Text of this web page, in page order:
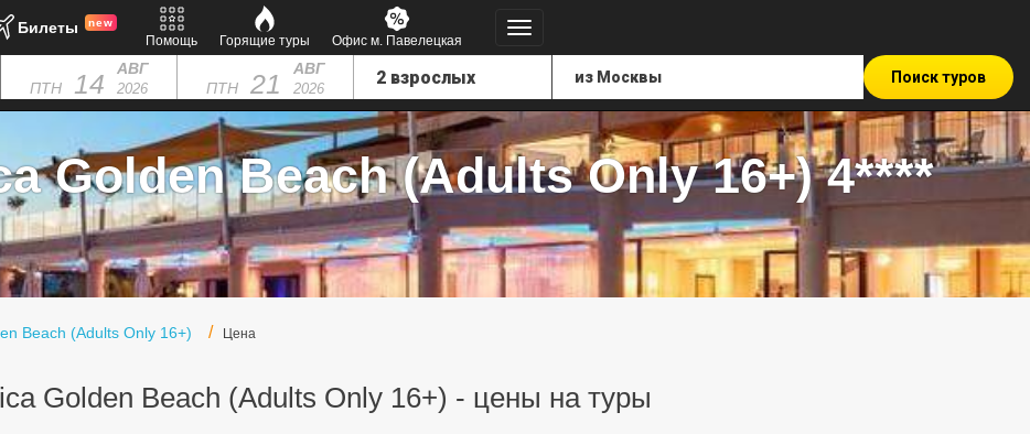
Билеты new
Помощь Горящие туры Офис м. Павелецкая
ПТН 14 АВГ
2026 ПТН 21 АВГ
2026
Поиск туров
Golden Beach (Adults Only 16+) 4****
Beach (Adults Only 16+) Цена
Golden Beach (Adults Only 16+) - цены на туры